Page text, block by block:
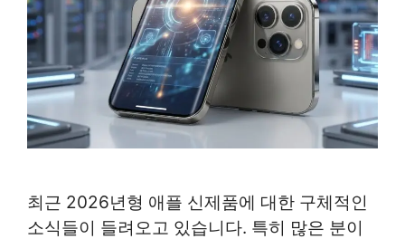
최근 2026년형 애플 신제품에 대한 구체적인
소식들이 들려오고 있습니다. 특히 많은 분이